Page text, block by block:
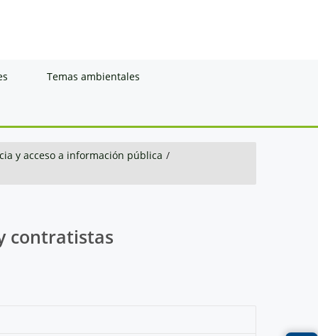
Temas ambientales
y acceso a información pública /
contratistas